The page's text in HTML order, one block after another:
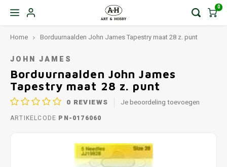
0
Home Borduurnaalden John James Tapestry maat 28 z. punt
JOHN JAMES
Borduurnaalden John James
Tapestry maat 28 z. punt
0 REVIEWS Je beoordeling toevoegen
ARTIKELCODE PN-0176060